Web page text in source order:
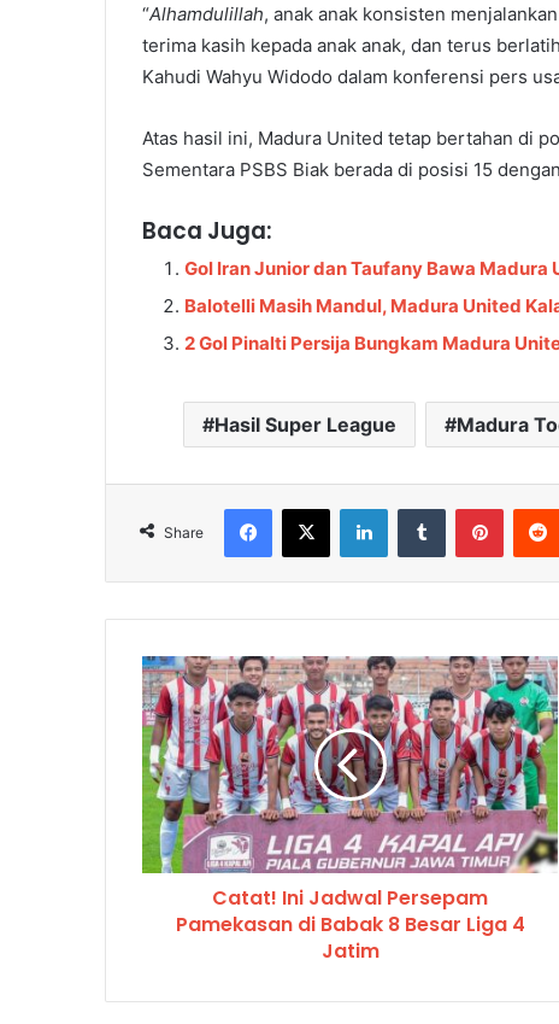
“Alhamdulillah, anak anak konsisten
terima kasih kepada anak anak, dan terus
Kahudi Wahyu Widodo dalam konferensi pers
Atas hasil ini, Madura United tetap bertahan di
Sementara PSBS Biak berada di posisi 15
Baca Juga:
Gol Iran Junior dan Taufany Bawa Madura
Balotelli Masih Mandul, Madura United
2 Gol Pinalti Persija Bungkam Madura
Hasil Super League Madura
Share
Catat! Ini Jadwal Persepam
Pamekasan di Babak 8 Besar Liga 4
Jatim